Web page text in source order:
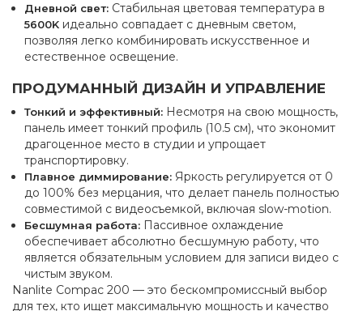
Дневной свет: Стабильная цветовая температура в
5600K идеально совпадает с дневным светом,
позволяя легко комбинировать искусственное и
естественное освещение.
ПРОДУМАННЫЙ ДИЗАЙН И УПРАВЛЕНИЕ
Тонкий и эффективный: Несмотря на свою мощность,
панель имеет тонкий профиль (10.5 см), что экономит
драгоценное место в студии и упрощает
транспортировку.
Плавное диммирование: Яркость регулируется от 0
до 100% без мерцания, что делает панель полностью
совместимой с видеосъемкой, включая slow-motion.
Бесшумная работа: Пассивное охлаждение
обеспечивает абсолютно бесшумную работу, что
является обязательным условием для записи видео с
чистым звуком.
Nanlite Compac 200 — это бескомпромиссный выбор
для тех, кто ищет максимальную мощность и качество